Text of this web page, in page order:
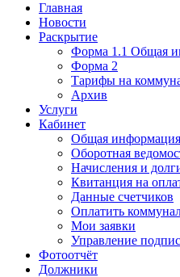
Главная
Новости
Раскрытие
Форма 1.1 Общая
Форма 2
Тарифы на
Архив
Услуги
Кабинет
Общая информация
Оборотная
Начисления и
Квитанция на
Данные счетчиков
Оплатить
Мои заявки
Управление
Фотоотчёт
Должники